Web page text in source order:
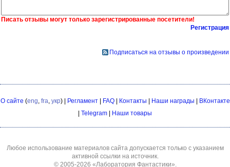
Писать отзывы могут только зарегистрированные посетители!
Регистрация
Подписаться на отзывы о произведении
О сайте (eng, fra, укр) | Регламент| FAQ| Контакты Наши награды
ВКонтакте
Telegram Наши товары
Любое использование материалов сайта допускается только с указанием
активной ссылки на источник.
© 2005-2026 «Лаборатория Фантастики».